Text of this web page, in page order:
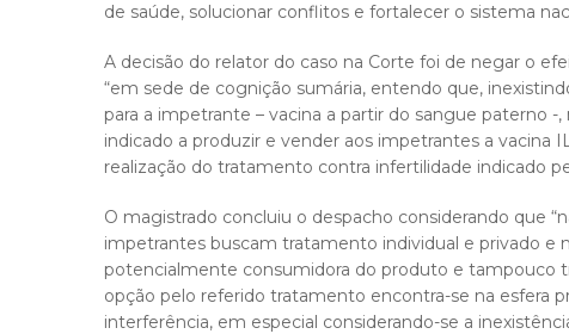
de saúde, solucionar conflitos e fortalecer o sistema
A decisão do relator do caso na Corte foi de negar o
“em sede de cognição sumária, entendo que,
para a impetrante – vacina a partir do sangue paterno -
indicado a produzir e vender aos impetrantes a vacina
realização do tratamento contra infertilidade indicado
O magistrado concluiu o despacho considerando que
impetrantes buscam tratamento individual e privado e
potencialmente consumidora do produto e tampouco
opção pelo referido tratamento encontra-se na esfera
interferência, em especial considerando-se a